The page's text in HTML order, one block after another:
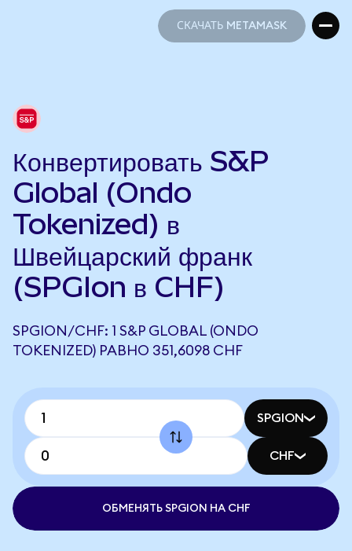
СКАЧАТЬ METAMASK
Конвертировать S&P
Global (Ondo
Tokenized) в
Швейцарский франк
(SPGIon в CHF)
SPGION/CHF: 1 S&P GLOBAL (ONDO
TOKENIZED) РАВНО 351,6098 CHF
SPGION
CHF
ОБМЕНЯТЬ SPGION НА CHF